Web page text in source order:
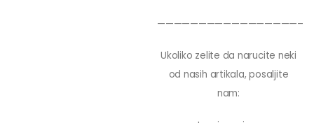
—————————————————–
Ukoliko zelite da narucite neki
od nasih artikala, posaljite
nam: